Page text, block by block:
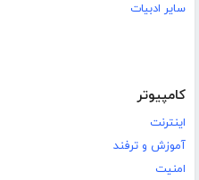
سایر ادبیات
کامپیوتر
اینترنت
آموزش و ترفند
امنیت